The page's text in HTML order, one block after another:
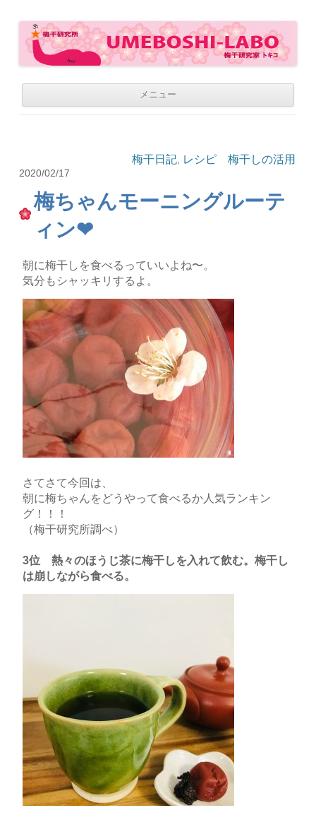
WE LOVE UMEBOSHI
メニュー
梅干日記, レシピ 梅干しの活用
2020/02/17
梅ちゃんモーニングルーテ
ィン❤︎
朝に梅干しを食べるっていいよね〜。
気分もシャッキリするよ。
さてさて今回は、
朝に梅ちゃんをどうやって食べるか人気ランキン
グ！！！
（梅干研究所調べ）
3位 熱々のほうじ茶に梅干しを入れて飲む。梅干し
は崩しながら食べる。